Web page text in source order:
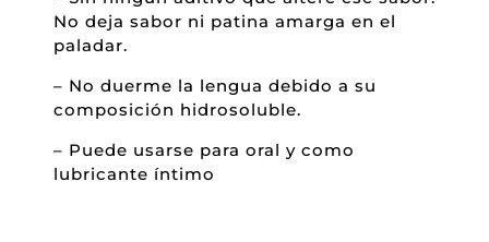
No deja sabor ni patina amarga en el
paladar.
– No duerme la lengua debido a su
composición hidrosoluble.
– Puede usarse para oral y como
lubricante íntimo